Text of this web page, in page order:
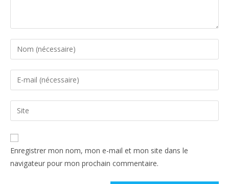
Enregistrer mon nom, mon e-mail et mon site dans le
navigateur pour mon prochain commentaire.